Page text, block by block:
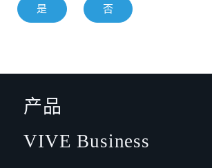
是 否
产品
VIVE Business